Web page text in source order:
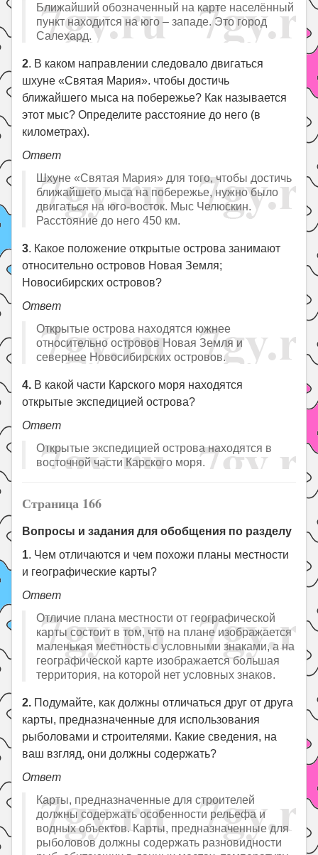
Ближайший обозначенный на карте населённый
пункт находится на юго – западе. Это город
Салехард.
2. В каком направлении следовало двигаться
шхуне «Святая Мария». чтобы достичь
ближайшего мыса на побережье? Как называется
этот мыс? Определите расстояние до него (в
километрах).
Ответ
Шхуне «Святая Мария» для того, чтобы достичь
ближайшего мыса на побережье, нужно было
двигаться на юго-восток. Мыс Челюскин.
Расстояние до него 450 км.
3. Какое положение открытые острова занимают
относительно островов Новая Земля;
Новосибирских островов?
Ответ
Открытые острова находятся южнее
относительно островов Новая Земля и
севернее Новосибирских островов.
4. В какой части Карского моря находятся
открытые экспедицией острова?
Ответ
Открытые экспедицией острова находятся в
восточной части Карского моря.
Страница 166
Вопросы и задания для обобщения по разделу
1. Чем отличаются и чем похожи планы местности
и географические карты?
Ответ
Отличие плана местности от географической
карты состоит в том, что на плане изображается
маленькая местность с условными знаками, а на
географической карте изображается большая
территория, на которой нет условных знаков.
2. Подумайте, как должны отличаться друг от друга
карты, предназначенные для использования
рыболовами и строителями. Какие сведения, на
ваш взгляд, они должны содержать?
Ответ
Карты, предназначенные для строителей
должны содержать особенности рельефа и
водных объектов. Карты, предназначенные для
рыболовов должны содержать разновидности